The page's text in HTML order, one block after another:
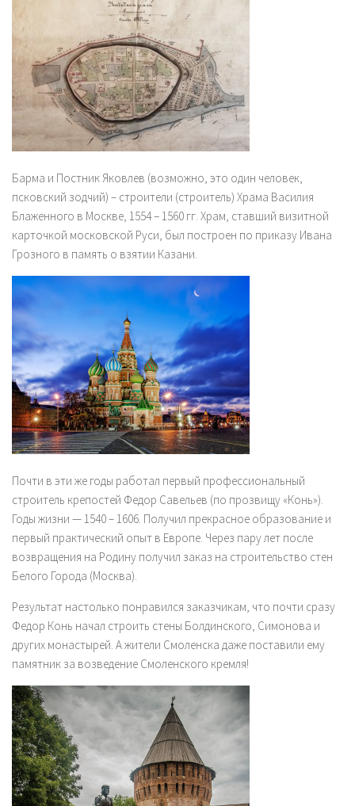
Барма и Постник Яковлев (возможно, это один человек,
псковский зодчий) – строители (строитель) Храма Василия
Блаженного в Москве, 1554 – 1560 гг. Храм, ставший визитной
карточкой московской Руси, был построен по приказу Ивана
Грозного в память о взятии Казани.
Почти в эти же годы работал первый профессиональный
строитель крепостей Федор Савельев (по прозвищу «Конь»).
Годы жизни — 1540 – 1606. Получил прекрасное образование и
первый практический опыт в Европе. Через пару лет после
возвращения на Родину получил заказ на строительство стен
Белого Города (Москва).
Результат настолько понравился заказчикам, что почти сразу
Федор Конь начал строить стены Болдинского, Симонова и
других монастырей. А жители Смоленска даже поставили ему
памятник за возведение Смоленского кремля!